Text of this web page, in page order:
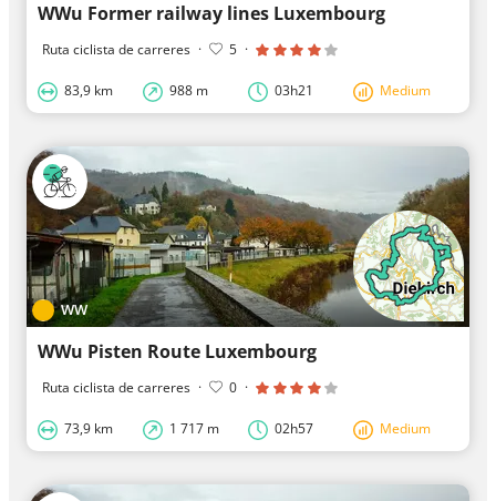
WWu Former railway lines Luxembourg
Ruta ciclista de carreres · 5 ·
83,9 km 988 m 03h21 Medium
WW
WWu Pisten Route Luxembourg
Ruta ciclista de carreres · 0 ·
73,9 km 1 717 m 02h57 Medium